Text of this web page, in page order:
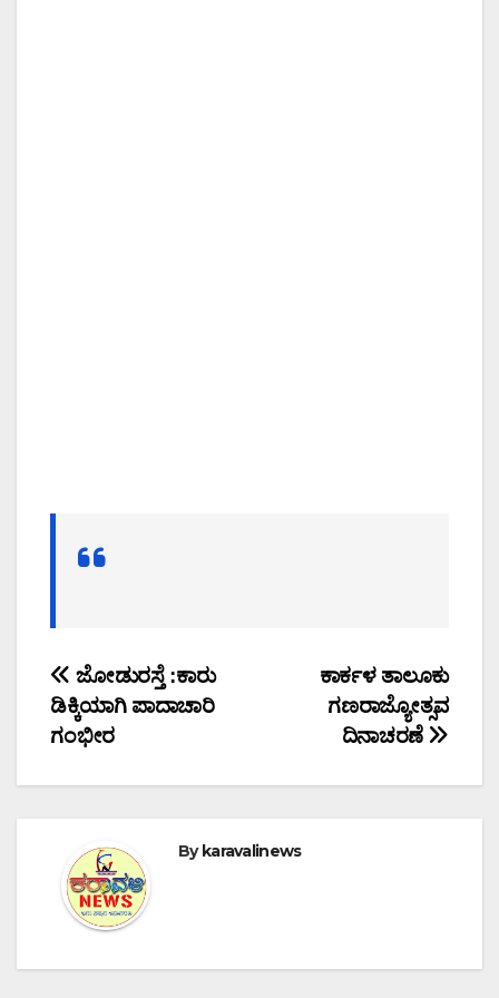
Post
navigation
ಕಾರ್ಕಳ ತಾಲೂಕು
ಗಣರಾಜ್ಯೋತ್ಸವ
ದಿನಾಚರಣೆ
ಜೋಡುರಸ್ತೆ :ಕಾರು
ಡಿಕ್ಕಿಯಾಗಿ ಪಾದಾಚಾರಿ
ಗಂಭೀರ
Bykaravalinews